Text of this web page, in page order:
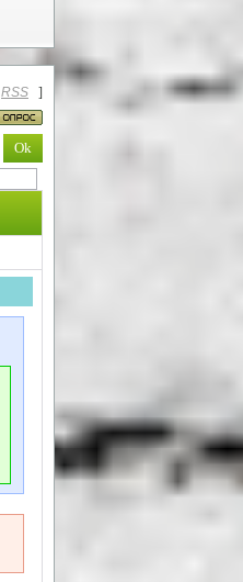
RSS
]